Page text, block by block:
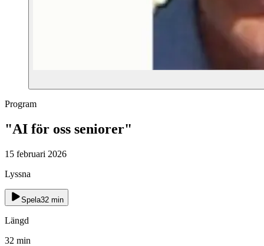
Program
"AI för oss seniorer"
15 februari 2026
Lyssna
Spela32 min
Längd
32 min